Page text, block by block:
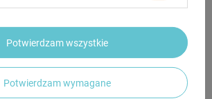
Potwierdzam wymagane
Potwierdzam wszystkie